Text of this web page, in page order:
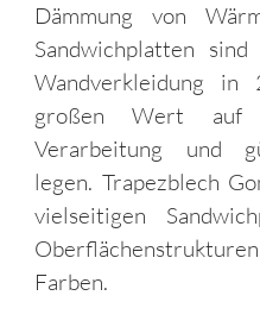
Dämmung von
Sandwichplatten
Wandverkleidung
großen Wert auf
Verarbeitung und
legen. Trapezblech
vielseitigen
Farben.